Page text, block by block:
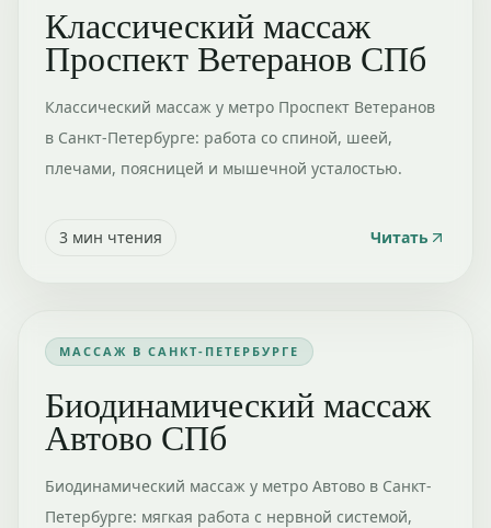
Классический массаж
Проспект Ветеранов СПб
Классический массаж у метро Проспект Ветеранов
в Санкт-Петербурге: работа со спиной, шеей,
плечами, поясницей и мышечной усталостью.
3 мин чтения Читать
МАССАЖ В САНКТ-ПЕТЕРБУРГЕ
Биодинамический массаж
Автово СПб
Биодинамический массаж у метро Автово в Санкт-
Петербурге: мягкая работа с нервной системой,